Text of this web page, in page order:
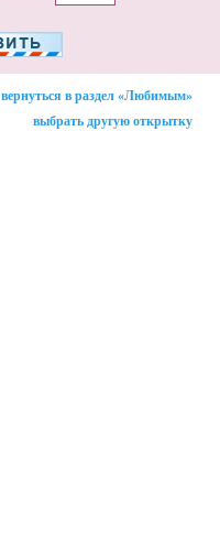
вернуться в раздел «Любимым»
выбрать другую открытку